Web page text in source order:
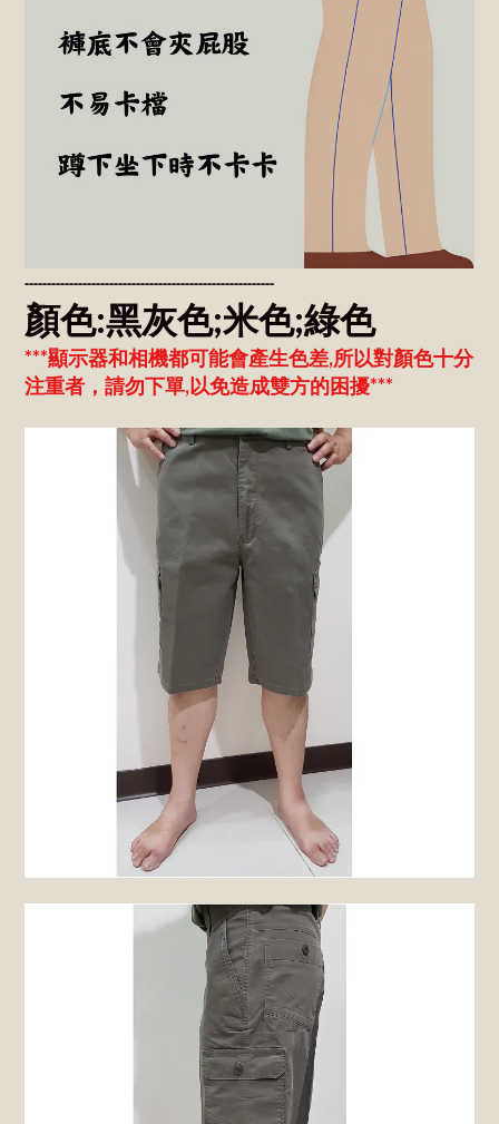
--------------------------------------------------------
顏色:黑灰色;米色;綠色
***顯示器和相機都可能會產生色差,所以對顏色十分
注重者，請勿下單,以免造成雙方的困擾***